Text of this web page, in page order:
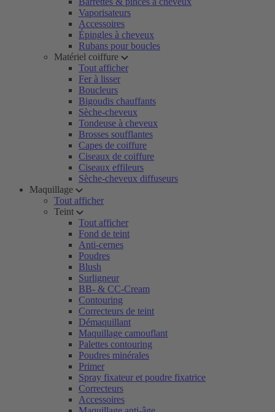
Vaporisateurs
Accessoires
Épingles à cheveux
Rubans pour boucles
Matériel coiffure
Tout afficher
Fer à lisser
Boucleurs
Bigoudis chauffants
Sèche-cheveux
Tondeuse à cheveux
Brosses soufflantes
Capes de coiffure
Ciseaux de coiffure
Ciseaux effileurs
Sèche-cheveux diffuseurs
Maquillage
Tout afficher
Teint
Tout afficher
Fond de teint
Anti-cernes
Poudres
Blush
Surligneur
BB- & CC-Cream
Contouring
Correcteurs de teint
Démaquillant
Maquillage camouflant
Palettes contouring
Poudres minérales
Primer
Spray fixateur et poudre fixatrice
Correcteurs
Accessoires